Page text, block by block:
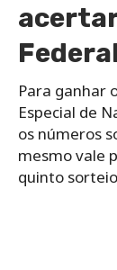
Para ganhar
Especial de
os números
mesmo vale
quinto